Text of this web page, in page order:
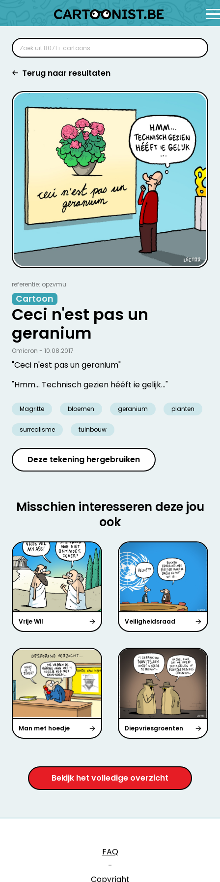
Terug naar resultaten
referentie: opzvmu
Cartoon
Ceci n'est pas un
geranium
"Ceci n'est pas un geranium"
"Hmm... Technisch gezien hééft ie gelijk..."
Magritte bloemen geranium planten
surrealisme tuinbouw
Omicron - 10.08.2017
Deze tekening hergebruiken
Misschien interesseren deze jou
ook
Vrije Wil Veiligheidsraad
Man met hoedje Diepvriesgroenten
Bekijk het volledige overzicht
FAQ
-
Copyright